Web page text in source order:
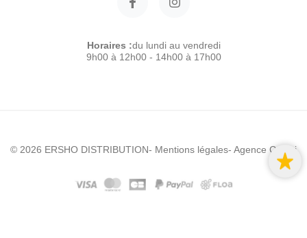
Horaires :du lundi au vendredi
9h00 à 12h00 - 14h00 à 17h00
© 2026 ERSHO DISTRIBUTION- Mentions légales- Agence Colibri